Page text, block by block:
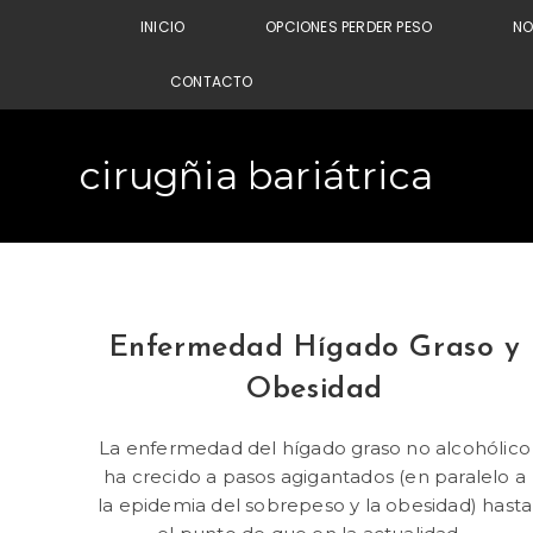
INICIO OPCIONES PERDER PESO
CONTACTO
cirugñia bariátrica
Enfermedad Hígado Graso y
Obesidad
La enfermedad del hígado graso no alcohólico
ha crecido a pasos agigantados (en paralelo a
la epidemia del sobrepeso y la obesidad) hasta